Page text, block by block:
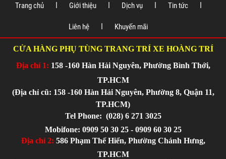
Trang chủ Giới thiệu Dịch vụ Tin tức
Liên hệ Khuyến mãi
CỬA HÀNG PHỤ TÙNG TRANG TRÍ XE HOÀNG TRÍ
Địa chỉ 1: 158 -160 Hàn Hải Nguyên, Phường Bình Thới,
TP.HCM
(Địa chỉ cũ: 158 -160 Hàn Hải Nguyên, Phường 8, Quận 11,
TP.HCM)
Tel Phone: (028) 6 271 3025
Mobifone: 0909 50 30 25 - 0909 60 30 25
Địa chỉ 2: 586 Phạm Thế Hiển, Phường Chánh Hưng,
TP.HCM